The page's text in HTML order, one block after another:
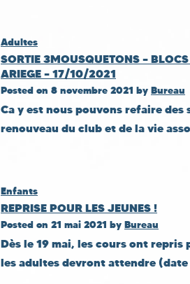
Adultes
SORTIE 3MOUSQUETONS –
ARIEGE – 17/10/2021
Posted on 8 novembre 2021 by Bureau
Ca y est nous pouvons refaire
renouveau du club et de la vie
Enfants
REPRISE POUR LES JEUNES !
Posted on 21 mai 2021 by Bureau
Dès le 19 mai, les cours ont repris
les adultes devront attendre